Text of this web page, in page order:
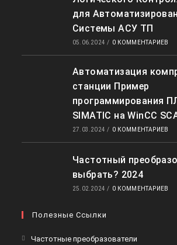
для
Системы АСУ ТП
05.06.2024 / 0 КОММЕНТАРИЕВ
Автоматизация
станции Пример
программирования
SIMATIC на WinCC
27.03.2024 / 0 КОММЕНТАРИЕВ
Частотный
выбрать? 2024
25.02.2024 / 0 КОММЕНТАРИЕВ
Полезные Ссылки
Частотные преобразователи